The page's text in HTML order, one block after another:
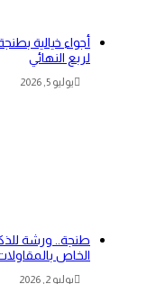
أجواء خيالية
لربع النهائي
يوليو 5, 2026
طنجة.. ورشة
الخاص
يوليو 2, 2026